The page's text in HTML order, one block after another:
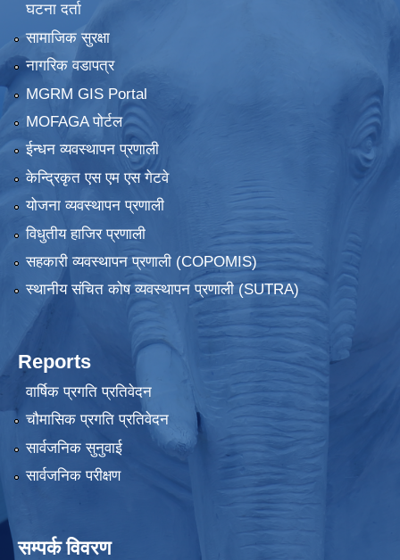
घटना दर्ता
सामाजिक सुरक्षा
नागरिक वडापत्र
MGRM GIS Portal
MOFAGA पोर्टल
ईन्धन व्यवस्थापन प्रणाली
केन्द्रिकृत एस एम एस गेटवे
योजना व्यवस्थापन प्रणाली
विधुतीय हाजिर प्रणाली
सहकारी व्यवस्थापन प्रणाली (COPOMIS)
स्थानीय संचित कोष व्यवस्थापन प्रणाली (SUTRA)
Reports
वार्षिक प्रगति प्रतिवेदन
चौमासिक प्रगति प्रतिवेदन
सार्वजनिक सुनुवाई
सार्वजनिक परीक्षण
सम्पर्क विवरण